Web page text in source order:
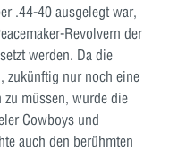
.44-40 ausgelegt war,
Revolvern der
werden. Da die
zukünftig nur noch eine
müssen, wurde die
Cowboys und
auch den berühmten